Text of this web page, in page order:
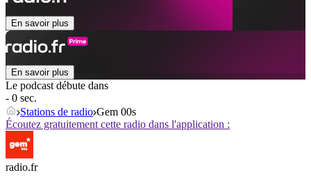
En savoir plus
En savoir plus
Le podcast débute dans
- 0 sec.
Stations de radio Gem 00s
Écoutez gratuitement cette radio dans l'application :
radio.fr